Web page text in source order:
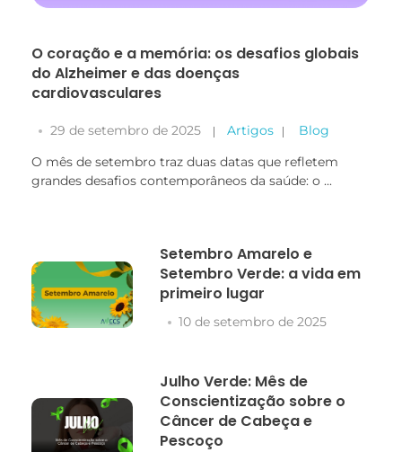
O coração e a memória: os desafios globais
do Alzheimer e das doenças
cardiovasculares
29 de setembro de 2025 Artigos
Blog
O mês de setembro traz duas datas que refletem
grandes desafios contemporâneos da saúde: o ...
Setembro Amarelo e
Setembro Verde: a vida em
primeiro lugar
10 de setembro de 2025
Julho Verde: Mês de
Conscientização sobre o
Câncer de Cabeça e
Pescoço